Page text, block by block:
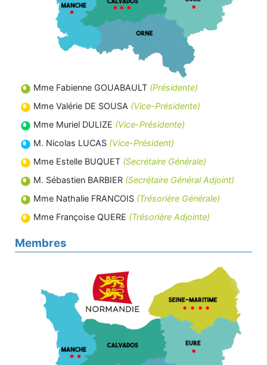
Mme Fabienne GOUABAULT (Présidente)
Mme Valérie DE SOUSA (Vice-Présidente)
Mme Muriel DULIZE (Vice-Présidente)
M. Nicolas LUCAS (Vice-Président)
Mme Estelle BUQUET (Secrétaire Générale)
M. Sébastien BARBIER (Secrétaire Général Adjoint)
Mme Nathalie FRANCOIS (Trésorière Générale)
Mme Françoise QUERE (Trésorière Adjointe)
Membres